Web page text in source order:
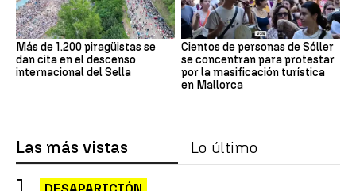
Más de 1.200 piragüistas se
dan cita en el descenso
internacional del Sella
Cientos de personas de Sóller
se concentran para protestar
por la masificación turística
en Mallorca
Las más vistas Lo último